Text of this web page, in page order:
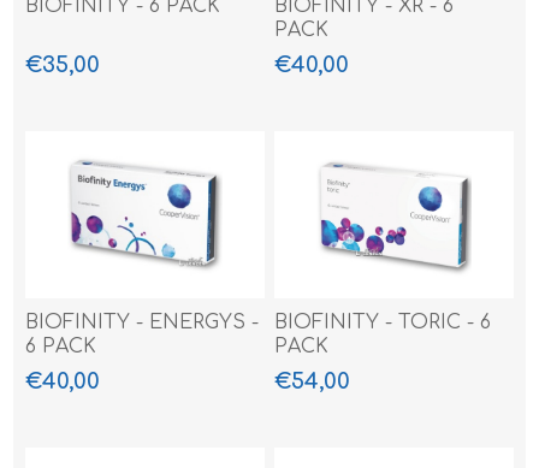
BIOFINITY - 6 PACK
€35,00
BIOFINITY - XR - 6
PACK
€40,00
BIOFINITY - ENERGYS -
6 PACK
€40,00
BIOFINITY - TORIC - 6
PACK
€54,00